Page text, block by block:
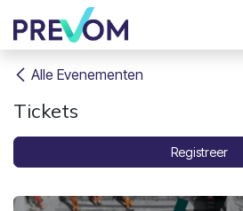
Overslaan naar inhoud
Alle Evenementen
Tickets
Registreer